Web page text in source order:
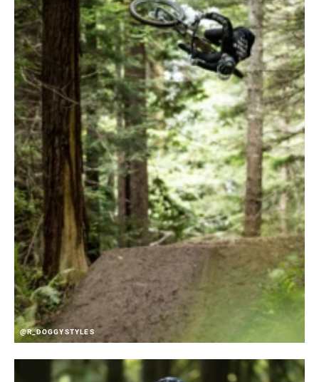
@R_DOGGYSTYLES